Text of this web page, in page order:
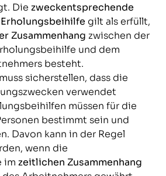
Die zweckentsprechende
gilt als erfüllt,
Zusammenhang zwischen der
und dem
besteht.
sicherstellen, dass die
verwendet
müssen für die
bestimmt sein und
Davon kann in der Regel
wenn die
im zeitlichen Zusammenhang